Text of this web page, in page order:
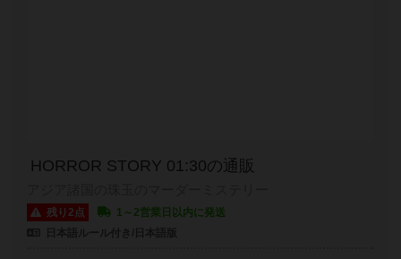
HORROR STORY 01:30の通販
残り2点
1～2営業日以内に発送